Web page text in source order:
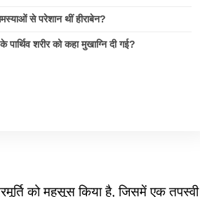
से परेशान थीं हीराबेन?
के पार्थिव शरीर को कहा मुखाग्नि दी गई?
को महसूस किया है, जिसमें एक तपस्वी